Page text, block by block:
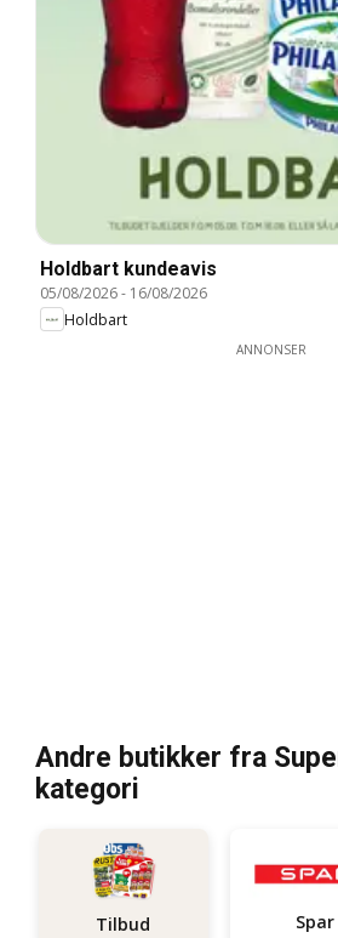
Holdbart kundeavis
05/08/2026- 16/08/2026
Holdbart
ANNONSER
Andre butikker fra
kategori
Tilbud Spar